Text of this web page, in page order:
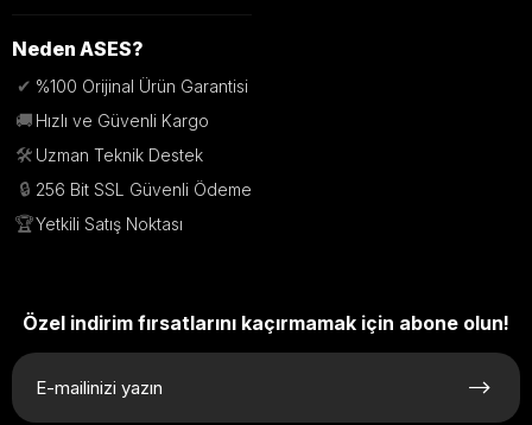
Neden ASES?
✔ %100 Orijinal Ürün Garantisi
🚚 Hızlı ve Güvenli Kargo
🛠️ Uzman Teknik Destek
🔒 256 Bit SSL Güvenli Ödeme
🏆Yetkili Satış Noktası
Özel indirim fırsatlarını kaçırmamak için abone olun!